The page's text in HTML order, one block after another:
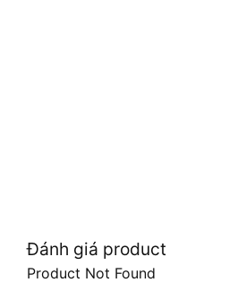
Đánh giá product
Product Not Found